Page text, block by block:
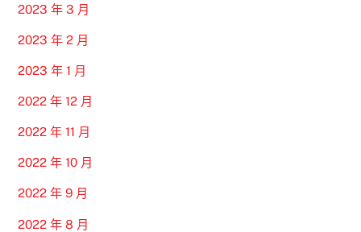
2023 年 3 月
2023 年 2 月
2023 年 1 月
2022 年 12 月
2022 年 11 月
2022 年 10 月
2022 年 9 月
2022 年 8 月